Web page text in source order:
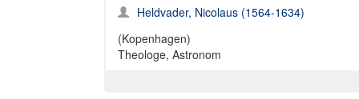
Heldvader, Nicolaus (1564-1634)
(Kopenhagen)
Theologe, Astronom